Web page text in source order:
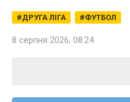
ДРУГА ЛІГА ФУТБОЛ
8 серпня 2026, 08:24